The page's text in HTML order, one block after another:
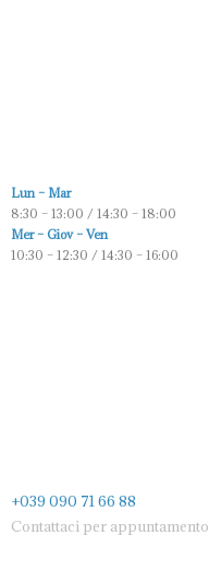
Lun – Mar
8:30 – 13:00 / 14:30 – 18:00
Mer – Giov – Ven
10:30 – 12:30 / 14:30 – 16:00
+039 090 71 66 88
Contattaci per appuntamento